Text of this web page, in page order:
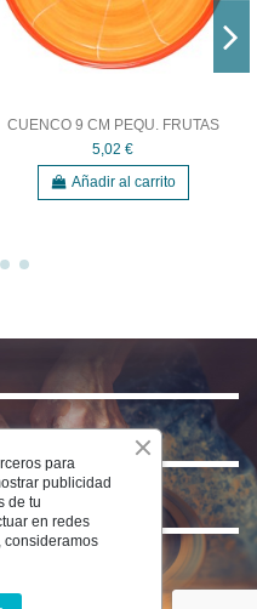
CUENCO 9 CM PEQU. FRUTAS
5,02 €
Añadir al carrito
para
publicidad
de tu
en redes
consideramos